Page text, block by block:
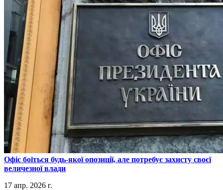
​Офіс боїться будь-якої опозиції, але потребує захисту своєї
величезної влади
17 апр. 2026 г.